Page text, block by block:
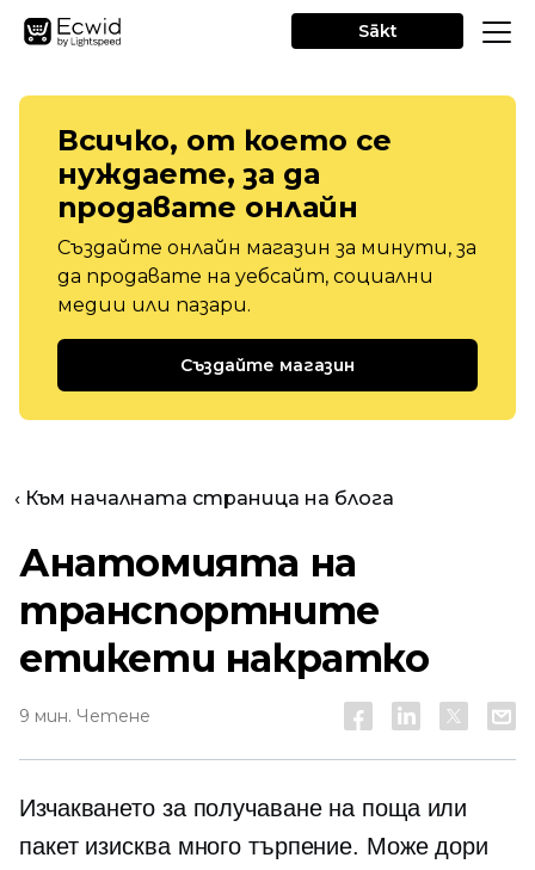
Sākt
Всичко, от което се
нуждаете, за да
продавате онлайн
Създайте онлайн магазин за минути, за
да продавате на уебсайт, социални
медии или пазари.
Създайте магазин
‹ Към началната страница на блога
Анатомията на
транспортните
етикети накратко
9 мин. Четене
Изчакването за получаване на поща или
пакет изисква много търпение. Може дори